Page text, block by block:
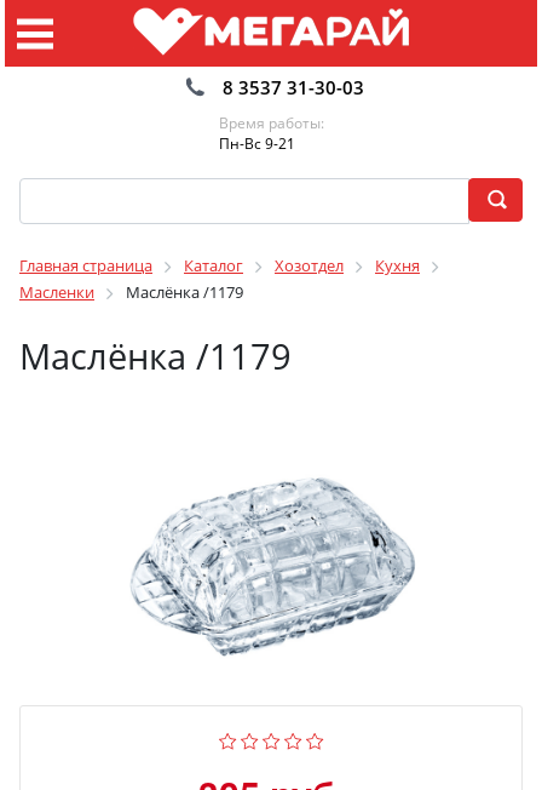
8 3537 31-30-03
Время работы:
Пн-Вс 9-21
Главная страница Каталог Хозотдел
Кухня
Масленки
Маслёнка /1179
Маслёнка /1179